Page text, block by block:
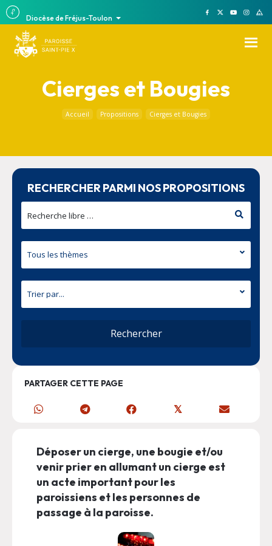
Diocèse de Fréjus-Toulon
Cierges et Bougies
Accueil Propositions Cierges et Bougies
RECHERCHER PARMI NOS PROPOSITIONS
PARTAGER CETTE PAGE
𝕏
Déposer un cierge, une bougie et/ou
venir prier en allumant un cierge est
un acte important pour les
paroissiens et les personnes de
passage à la paroisse.